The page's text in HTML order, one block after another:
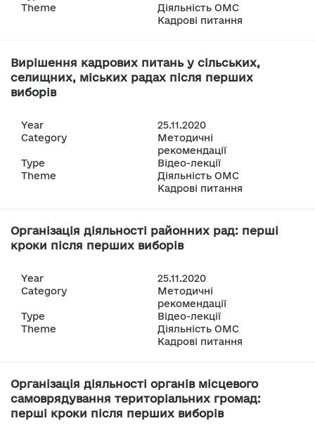
Theme
Діяльність ОМС
Кадрові питання
Вирішення кадрових питань у сільських,
селищних, міських радах після перших
виборів
Year
25.11.2020
Category
Методичні
рекомендації
Type
Відео-лекції
Theme
Діяльність ОМС
Кадрові питання
Організація діяльності районних рад: перші
кроки після перших виборів
Year
25.11.2020
Category
Методичні
рекомендації
Type
Відео-лекції
Theme
Діяльність ОМС
Кадрові питання
Організація діяльності органів місцевого
самоврядування територіальних громад:
перші кроки після перших виборів